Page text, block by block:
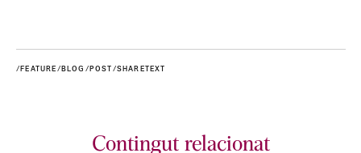
/FEATURE/BLOG/POST/SHARETEXT
Contingut relacionat